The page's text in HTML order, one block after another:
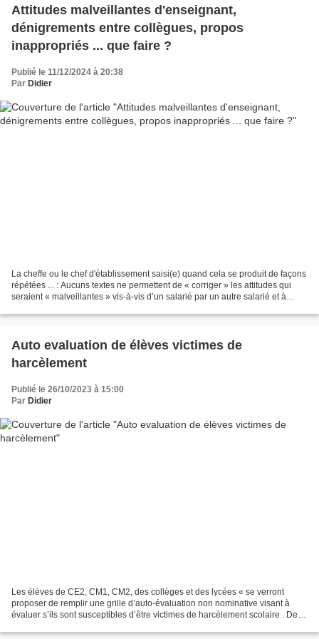
Attitudes malveillantes d'enseignant,
dénigrements entre collègues, propos
inappropriés ... que faire ?
Publié le 11/12/2024 à 20:38
Par Didier
La cheffe ou le chef d'établissement saisi(e) quand cela se produit de façons
répétées ... : Aucuns textes ne permettent de « corriger » les attitudes qui
seraient « malveillantes » vis-à-vis d’un salarié par un autre salarié et à
Auto evaluation de élèves victimes de
harcèlement
Publié le 26/10/2023 à 15:00
Par Didier
Les élèves de CE2, CM1, CM2, des collèges et des lycées « se verront
proposer de remplir une grille d’auto-évaluation non nominative visant à
évaluer s’ils sont susceptibles d’être victimes de harcèlement scolaire . Deux